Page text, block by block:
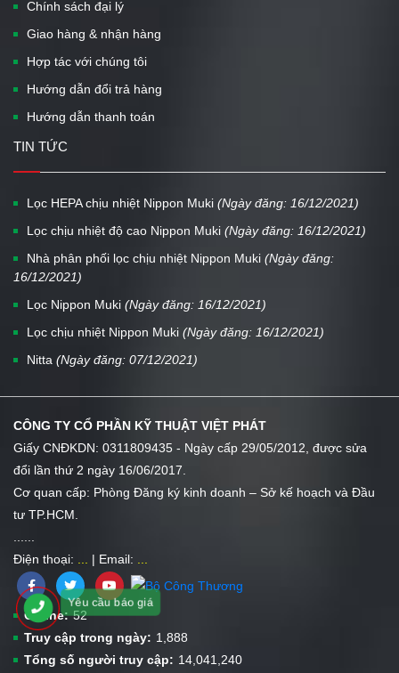
Chính sách đại lý
Giao hàng & nhận hàng
Hợp tác với chúng tôi
Hướng dẫn đổi trả hàng
Hướng dẫn thanh toán
TIN TỨC
Lọc HEPA chịu nhiệt Nippon Muki (Ngày đăng: 16/12/2021)
Lọc chịu nhiệt độ cao Nippon Muki (Ngày đăng: 16/12/2021)
Nhà phân phối lọc chịu nhiệt Nippon Muki (Ngày đăng:
16/12/2021)
Lọc Nippon Muki (Ngày đăng: 16/12/2021)
Lọc chịu nhiệt Nippon Muki (Ngày đăng: 16/12/2021)
Nitta (Ngày đăng: 07/12/2021)
CÔNG TY CỔ PHẦN KỸ THUẬT VIỆT PHÁT
Giấy CNĐKDN: 0311809435 - Ngày cấp 29/05/2012, được sửa
đổi lần thứ 2 ngày 16/06/2017.
Cơ quan cấp: Phòng Đăng ký kinh doanh – Sở kế hoạch và Đầu
tư TP.HCM.
Điện thoại:
| Email:
Online: 52
Truy cập trong ngày: 1,888
Tổng số người truy cập: 14,041,240
Yêu cầu báo giá